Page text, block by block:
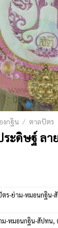
งกฐิน / ตาลปัตร
ะดิษฐ์ ล
ตร-ย่าม-หมอนกฐิน-
ม-หมอนกฐิน-สัปทน,